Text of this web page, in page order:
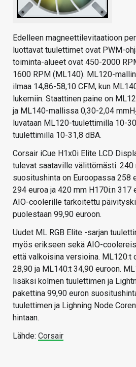
Edelleen magneettilevitaatioon
luottavat tuulettimet ovat PWM-
toiminta-alueet ovat 450-2000
1600 RPM (ML140). ML120-
ilmaa 14,86-58,10 CFM, kun
lukemiin. Staattinen paine on
ja ML140-mallissa 0,30-2,04 mmH
luvataan ML120-tuulettimilla 10-
tuulettimilla 10-31,8 dBA.
Corsair iCue H1x0i Elite LCD
tulevat saataville välittömästi. 240
suositushinta on Euroopassa 258
294 euroa ja 420 mm H170i:n 317
AIO-coolerille tarkoitettu
puolestaan 99,90 euroon.
Uudet ML RGB Elite -sarjan
myös erikseen sekä AIO-
että valkoisina versioina. ML120:t
28,90 ja ML140:t 34,90 euroon.
lisäksi kolmen tuulettimen ja
pakettina 99,90 euron
tuulettimen ja Lighning Node
hintaan.
Lähde: Corsair